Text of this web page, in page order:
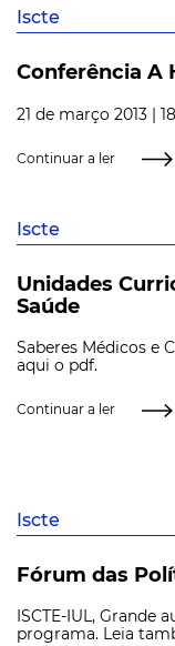
Iscte
Conferência A
21 de março 2013 |
Continuar a ler
Iscte
Unidades
Saúde
Saberes Médicos e
aqui o pdf.
Continuar a ler
Iscte
Fórum das
ISCTE-IUL, Grande
programa. Leia